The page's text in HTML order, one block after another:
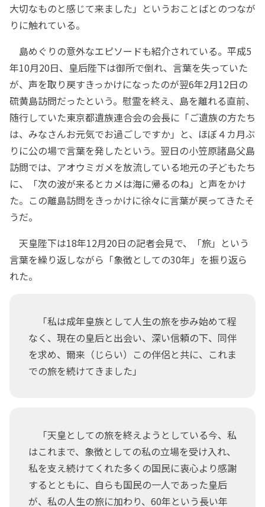
大切なものと感じて来ました」というおことばとのつなが
りに触れている。
島めぐりの意外なエピソードも紹介されている。平成5
年10月20日、皇后陛下は御所で倒れ、言葉を失っていた
が、声を取り戻すきっかけになったのが翌6年2月12日の
硫黄島訪問だったという。慰霊を終え、島を離れる直前、
随行していた東京都遺族連合会の会長に「ご遺族の方たち
は、みなさんお元気でお過ごしですか」と、ほぼ４カ月ぶ
りに公の場で言葉を発したという。翌日の小笠原諸島父島
訪問では、アオウミガメを放流している地元の子どもたち
に、「次の波が来るとカメは海に帰るのね」と声をかけ
た。この離島訪問をきっかけに徐々に言葉が戻ってきたそ
うだ。
天皇陛下は18年12月20日の記者会見で、「旅」という
言葉を繰り返しながら「象徴としての30年」を振り返ら
れた。
「私は成年皇族として人生の旅を歩み始めて程
なく、現在の皇后と出会い、深い信頼の下、同伴
を求め、爾来（じらい）この伴侶と共に、これま
での旅を続けてきました」
「天皇としての旅を終えようとしている今、私
はこれまで、象徴としての私の立場を受け入れ、
私を支え続けてくれた多くの国民に衷心より感謝
するとともに、自らも国民の一人であった皇后
が、私の人生の旅に加わり、60年という長い年